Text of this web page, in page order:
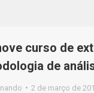
curso de
de
2 de março de